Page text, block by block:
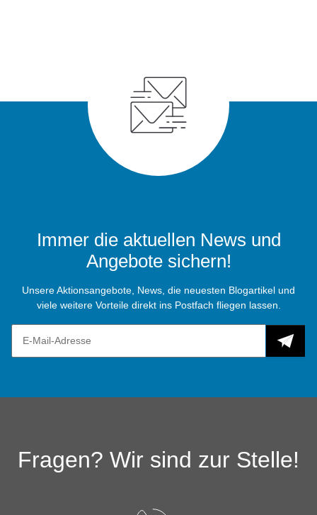
Immer die aktuellen News und
Angebote sichern!
Unsere Aktionsangebote, News, die neuesten Blogartikel und
viele weitere Vorteile direkt ins Postfach fliegen lassen.
Fragen? Wir sind zur Stelle!